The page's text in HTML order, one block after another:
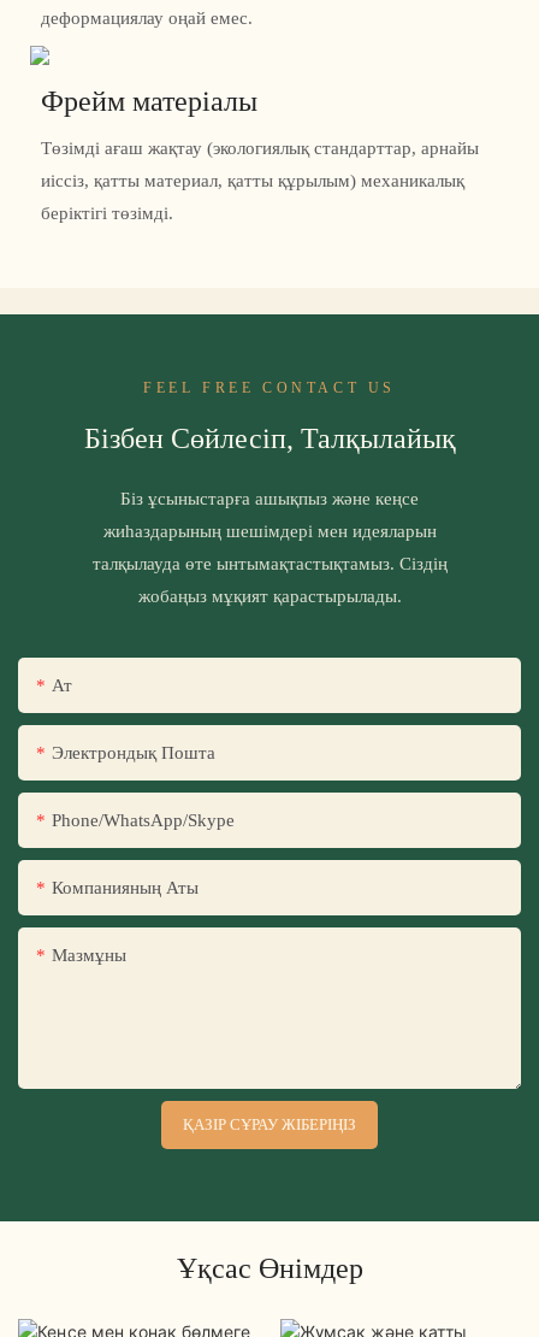
деформациялау оңай емес.
Фрейм матеріалы
Төзімді ағаш жақтау (экологиялық стандарттар, арнайы
иіссіз, қатты материал, қатты құрылым) механикалық
беріктігі төзімді.
FEEL FREE CONTACT US
Бізбен Сөйлесіп, Талқылайық
Біз ұсыныстарға ашықпыз және кеңсе
жиһаздарының шешімдері мен идеяларын
талқылауда өте ынтымақтастықтамыз. Сіздің
жобаңыз мұқият қарастырылады.
Ат
Электрондық Пошта
Phone/WhatsApp/Skype
Компанияның Аты
Мазмұны
ҚАЗІР СҰРАУ ЖІБЕРІҢІЗ
Ұқсас Өнімдер